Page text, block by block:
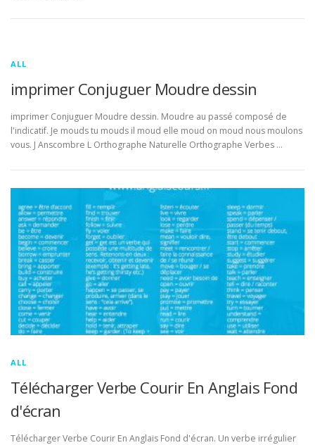
ALL
imprimer Conjuguer Moudre dessin
imprimer Conjuguer Moudre dessin. Moudre au passé composé de
l'indicatif. Je mouds tu mouds il moud elle moud on moud nous moulons
vous. J Anscombre L Orthographe Naturelle Orthographe Verbes …
ALL
Télécharger Verbe Courir En Anglais Fond
d'écran
Télécharger Verbe Courir En Anglais Fond d'écran. Un verbe irrégulier